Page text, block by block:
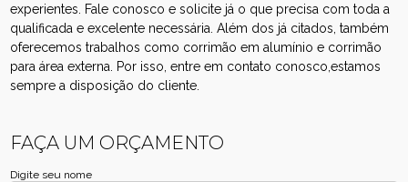
experientes. Fale conosco e solicite já o que precisa com toda a
qualificada e excelente necessária. Além dos já citados, também
oferecemos trabalhos como corrimão em alumínio e corrimão
para área externa. Por isso, entre em contato conosco,estamos
sempre a disposição do cliente.
FAÇA UM ORÇAMENTO
Digite seu nome